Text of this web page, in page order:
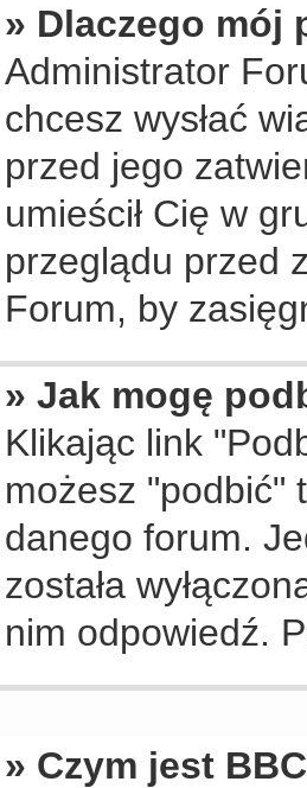
» Dlaczego mój
Administrator
chcesz wysłać
przed jego
umieścił Cię w
przeglądu przed
Forum, by
» Jak mogę
Klikając link
możesz "podbić"
danego forum.
została
nim odpowiedź.
» Czym jest